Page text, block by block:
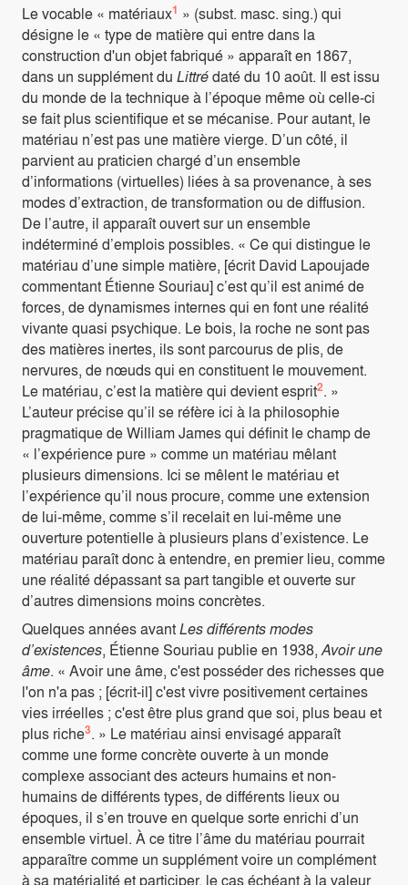
Le vocable « matériaux1 » (subst. masc. sing.) qui
désigne le « type de matière qui entre dans la
construction d'un objet fabriqué » apparaît en 1867,
dans un supplément du Littrédaté du 10 août. Il est issu
du monde de la technique à l’époque même où celle-ci
se fait plus scientifique et se mécanise. Pour autant, le
matériau n’est pas une matière vierge. D’un côté, il
parvient au praticien chargé d’un ensemble
d’informations (virtuelles) liées à sa provenance, à ses
modes d’extraction, de transformation ou de diffusion.
De l’autre, il apparaît ouvert sur un ensemble
indéterminé d’emplois possibles. « Ce qui distingue le
matériau d’une simple matière, [écrit David Lapoujade
commentant Étienne Souriau] c’est qu’il est animé de
forces, de dynamismes internes qui en font une réalité
vivante quasi psychique. Le bois, la roche ne sont pas
des matières inertes, ils sont parcourus de plis, de
nervures, de nœuds qui en constituent le mouvement.
Le matériau, c’est la matière qui devient esprit2. »
L’auteur précise qu’il se réfère ici à la philosophie
pragmatique de William James qui définit le champ de
« l’expérience pure » comme un matériau mêlant
plusieurs dimensions. Ici se mêlent le matériau et
l’expérience qu’il nous procure, comme une extension
de lui-même, comme s’il recelait en lui-même une
ouverture potentielle à plusieurs plans d’existence. Le
matériau paraît donc à entendre, en premier lieu, comme
une réalité dépassant sa part tangible et ouverte sur
d’autres dimensions moins concrètes.
Quelques années avantLes différents modes
d’existences, Étienne Souriau publie en 1938,Avoir une
âme. « Avoir une âme, c'est posséder des richesses que
l'on n'a pas ; [écrit-il] c'est vivre positivement certaines
vies irréelles ; c'est être plus grand que soi, plus beau et
plus riche3. » Le matériau ainsi envisagé apparaît
comme une forme concrète ouverte à un monde
complexe associant des acteurs humains et non-
humains de différents types, de différents lieux ou
époques, il s’en trouve en quelque sorte enrichi d’un
ensemble virtuel. À ce titre l’âme du matériau pourrait
apparaître comme un supplément voire un complément
à sa matérialité et participer, le cas échéant à la valeur